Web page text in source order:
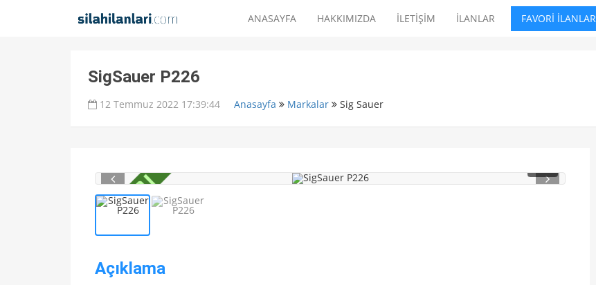
ANASAYFA HAKKIMIZDA İLETİŞİM İLANLAR FAVORİ İLANLAR
SigSauer P226
12 Temmuz 2022 17:39:44 Anasayfa Markalar Sig Sauer
1/ 2
Açıklama